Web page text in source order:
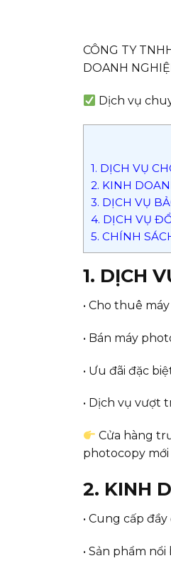
CÔNG TY
DOANH
Dịch vụ
1. DỊCH VỤ
2. KINH
3. DỊCH VỤ
4. DỊCH VỤ
5. CHÍNH
1. DỊCH
• Cho thuê
• Bán máy
• Ưu đãi đặc
• Dịch vụ vượt
Cửa hàng
photocopy mới
2. KINH
• Cung cấp
• Sản phẩm